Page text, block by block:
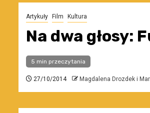
Artykuły Film Kultura
Na dwa głosy:
5 min przeczytania
27/10/2014 Magdalena Drozdek i